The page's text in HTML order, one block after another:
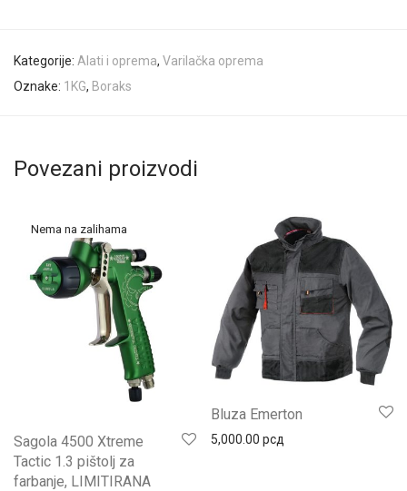
Kategorije: Alati i oprema, Varilačka oprema
Oznake: 1KG, Boraks
Povezani proizvodi
Sagola 4500 Xtreme
Tactic 1.3 pištolj za
farbanje, LIMITIRANA
Bluza Emerton
5,000.00 рсд